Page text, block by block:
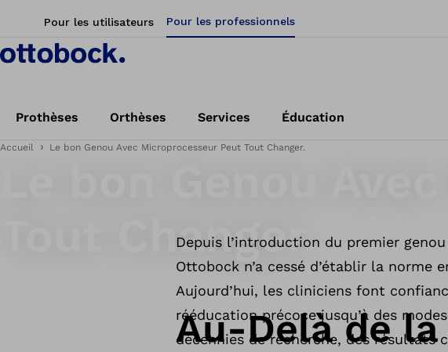
Pour les utilisateurs Pour les professionnels
Prothèses Orthèses Services Éducation
Accueil Le bon Genou Avec Microprocesseur Peut Tout Changer.
Tout Changer.
Depuis l’introduction du premier
Ottobock n’a cessé d’établir la norme
Aujourd’hui, les cliniciens font
rééducation précoce jusqu’à des
décennies de recherche, des
Au-Delà de la